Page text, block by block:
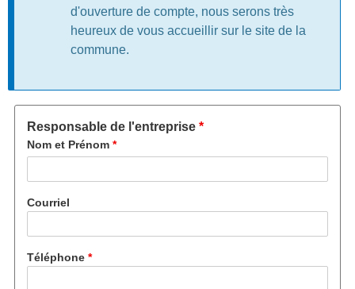
d'ouverture de compte, nous serons très
heureux de vous accueillir sur le site de la
commune.
Responsable de l'entreprise
Nom et Prénom
Courriel
Téléphone